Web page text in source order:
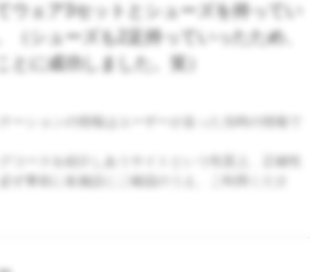
ウェア3セットとシューズを持ってい
（シューズも2足持っていったため、
とに成功しました。笑）
ーションの情報はユーザーが走った当時の情報で
コースを紹介しあうサイトという性質上、正確性
ず事前に各施設にご確認のうえ、ご利用くださ